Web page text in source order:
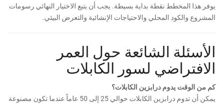
يوفر هذا المخطط نقطة بداية بسيطة. يجب أن يتبع الاختيار النهائي رسومات
المشروع والكود المحلي والاحتياجات الإنشائية والتعرض البيئي.
الأسئلة الشائعة حول العمر
الافتراضي لسور الكابلات
كم من الوقت يدوم درابزين الكابلات؟
يمكن أن تدوم درابزين الكابلات حوالي 25 إلى 50 عاماً عندما تكون مصنوعة